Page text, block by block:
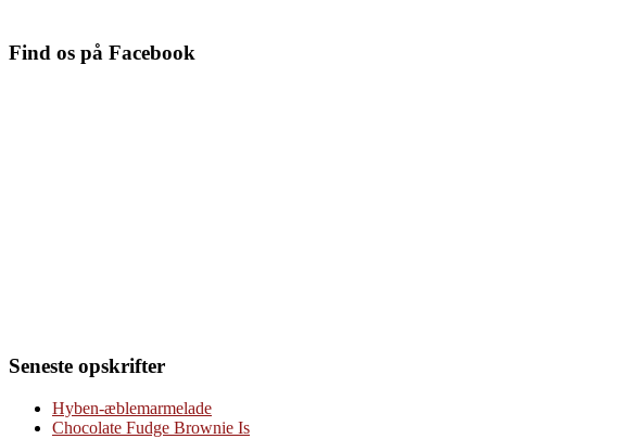
Find os på Facebook
Seneste opskrifter
Hyben-æblemarmelade
Chocolate Fudge Brownie Is